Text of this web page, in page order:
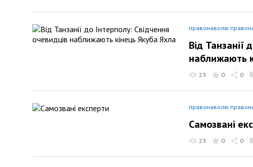
правонаволю
Від Танзанії
наближають
23 0 0
правонаволю
Самозвані
23 0 0